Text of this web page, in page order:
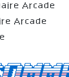
Arcade
Arcade